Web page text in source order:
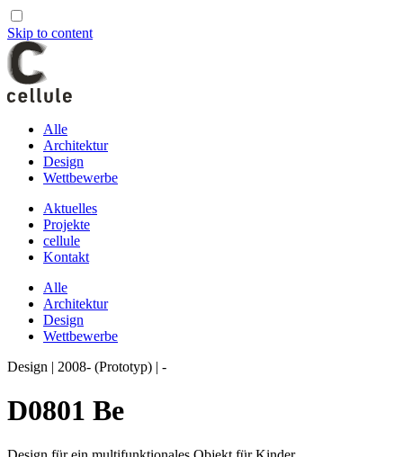
Skip to content
Alle
Architektur
Design
Wettbewerbe
Aktuelles
Projekte
cellule
Kontakt
Alle
Architektur
Design
Wettbewerbe
Design | 2008- (Prototyp) | -
D0801 Be